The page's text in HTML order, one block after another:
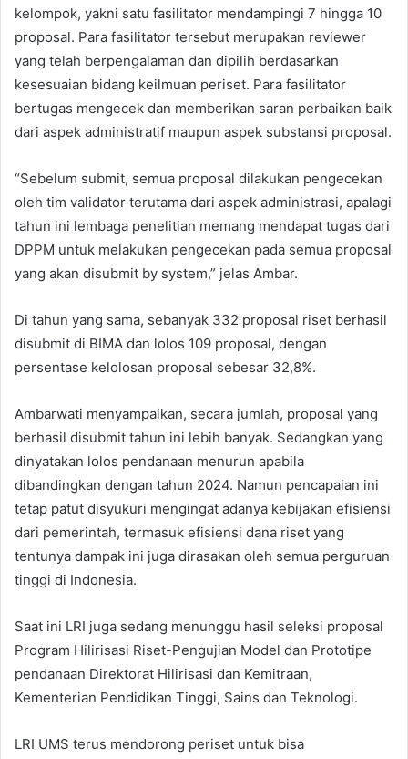
kelompok, yakni satu fasilitator mendampingi 7 hingga 10
proposal. Para fasilitator tersebut merupakan reviewer
yang telah berpengalaman dan dipilih berdasarkan
kesesuaian bidang keilmuan periset. Para fasilitator
bertugas mengecek dan memberikan saran perbaikan baik
dari aspek administratif maupun aspek substansi proposal.
“Sebelum submit, semua proposal dilakukan pengecekan
oleh tim validator terutama dari aspek administrasi, apalagi
tahun ini lembaga penelitian memang mendapat tugas dari
DPPM untuk melakukan pengecekan pada semua proposal
yang akan disubmit by system,” jelas Ambar.
Di tahun yang sama, sebanyak 332 proposal riset berhasil
disubmit di BIMA dan lolos 109 proposal, dengan
persentase kelolosan proposal sebesar 32,8%.
Ambarwati menyampaikan, secara jumlah, proposal yang
berhasil disubmit tahun ini lebih banyak. Sedangkan yang
dinyatakan lolos pendanaan menurun apabila
dibandingkan dengan tahun 2024. Namun pencapaian ini
tetap patut disyukuri mengingat adanya kebijakan efisiensi
dari pemerintah, termasuk efisiensi dana riset yang
tentunya dampak ini juga dirasakan oleh semua perguruan
tinggi di Indonesia.
Saat ini LRI juga sedang menunggu hasil seleksi proposal
Program Hilirisasi Riset-Pengujian Model dan Prototipe
pendanaan Direktorat Hilirisasi dan Kemitraan,
Kementerian Pendidikan Tinggi, Sains dan Teknologi.
LRI UMS terus mendorong periset untuk bisa